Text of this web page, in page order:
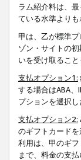
ラム紹介料は、
ている水準より
甲は、乙が標準
ゾン・サイトの
いを受け取るこ
支払オプション1:
する場合はABA
プションを選択
支払オプション2:
のギフトカード
利用は、甲のギ
まで、料金の支